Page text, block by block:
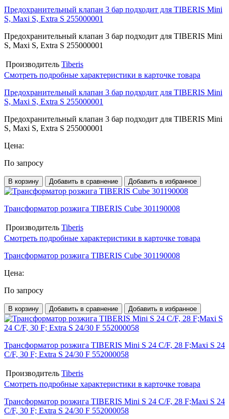
Предохранительный клапан 3 бар подходит для TIBERIS Mini
S, Maxi S, Extra S 255000001
Предохранительный клапан 3 бар подходит для TIBERIS Mini
S, Maxi S, Extra S 255000001
Производитель Tiberis
Смотреть подробные характеристики в карточке товара
Предохранительный клапан 3 бар подходит для TIBERIS Mini
S, Maxi S, Extra S 255000001
Предохранительный клапан 3 бар подходит для TIBERIS Mini
S, Maxi S, Extra S 255000001
Цена:
По запросу
В корзину Добавить в сравнение Добавить в избранное
Трансформатор розжига TIBERIS Cube 301190008
Производитель Tiberis
Смотреть подробные характеристики в карточке товара
Трансформатор розжига TIBERIS Cube 301190008
Цена:
По запросу
В корзину Добавить в сравнение Добавить в избранное
Трансформатор розжига TIBERIS Mini S 24 C/F, 28 F;Maxi S 24
C/F, 30 F; Extra S 24/30 F 552000058
Производитель Tiberis
Смотреть подробные характеристики в карточке товара
Трансформатор розжига TIBERIS Mini S 24 C/F, 28 F;Maxi S 24
C/F, 30 F; Extra S 24/30 F 552000058